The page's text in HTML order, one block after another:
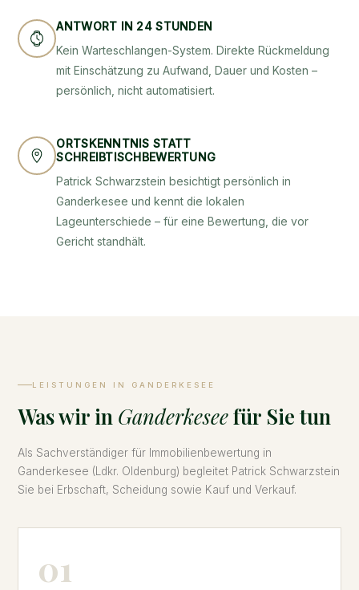
ANTWORT IN 24 STUNDEN
Kein Warteschlangen-System. Direkte Rückmeldung
mit Einschätzung zu Aufwand, Dauer und Kosten –
persönlich, nicht automatisiert.
ORTSKENNTNIS STATT
SCHREIBTISCHBEWERTUNG
Patrick Schwarzstein besichtigt persönlich in
Ganderkesee und kennt die lokalen
Lageunterschiede – für eine Bewertung, die vor
Gericht standhält.
LEISTUNGEN IN GANDERKESEE
Was wir in Ganderkeseefür Sie tun
Als Sachverständiger für Immobilienbewertung in
Ganderkesee (Ldkr. Oldenburg) begleitet Patrick Schwarzstein
Sie bei Erbschaft, Scheidung sowie Kauf und Verkauf.
01